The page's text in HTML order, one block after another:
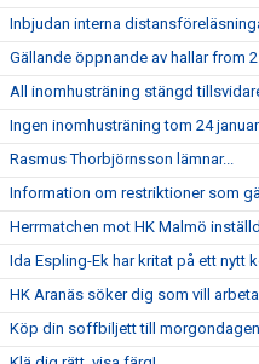
Inbjudan interna
Gällande öppnande av hallar from
All inomhusträning stängd
Ingen inomhusträning tom 24
Rasmus Thorbjörnsson lämnar...
Information om restriktioner som
Herrmatchen mot HK Malmö
Ida Espling-Ek har kritat på ett nytt
HK Aranäs söker dig som vill
Köp din soffbiljett till